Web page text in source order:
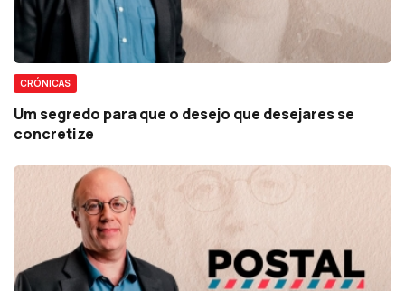
CRÓNICAS
Um segredo para que o desejo que desejares se
concretize